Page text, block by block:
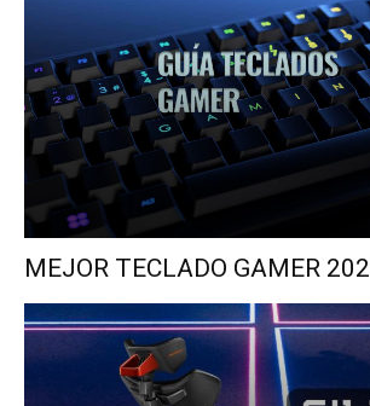
MEJOR TECLADO GAMER